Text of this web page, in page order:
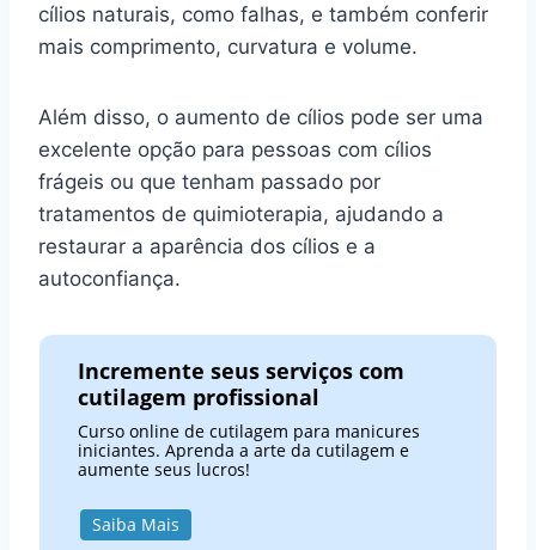
cílios naturais, como falhas, e também conferir
mais comprimento, curvatura e volume.
Além disso, o aumento de cílios pode ser uma
excelente opção para pessoas com cílios
frágeis ou que tenham passado por
tratamentos de quimioterapia, ajudando a
restaurar a aparência dos cílios e a
autoconfiança.
Incremente seus serviços com
cutilagem profissional
Curso online de cutilagem para manicures
iniciantes. Aprenda a arte da cutilagem e
aumente seus lucros!
Saiba Mais